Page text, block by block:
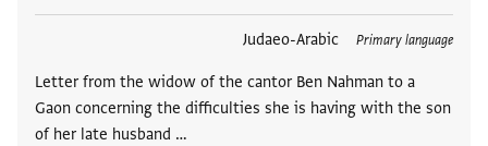
Primary language
Judaeo-Arabic
Letter from the widow of the cantor Ben Nahman to a
Gaon concerning the difficulties she is having with the son
of her late husband …
תגים